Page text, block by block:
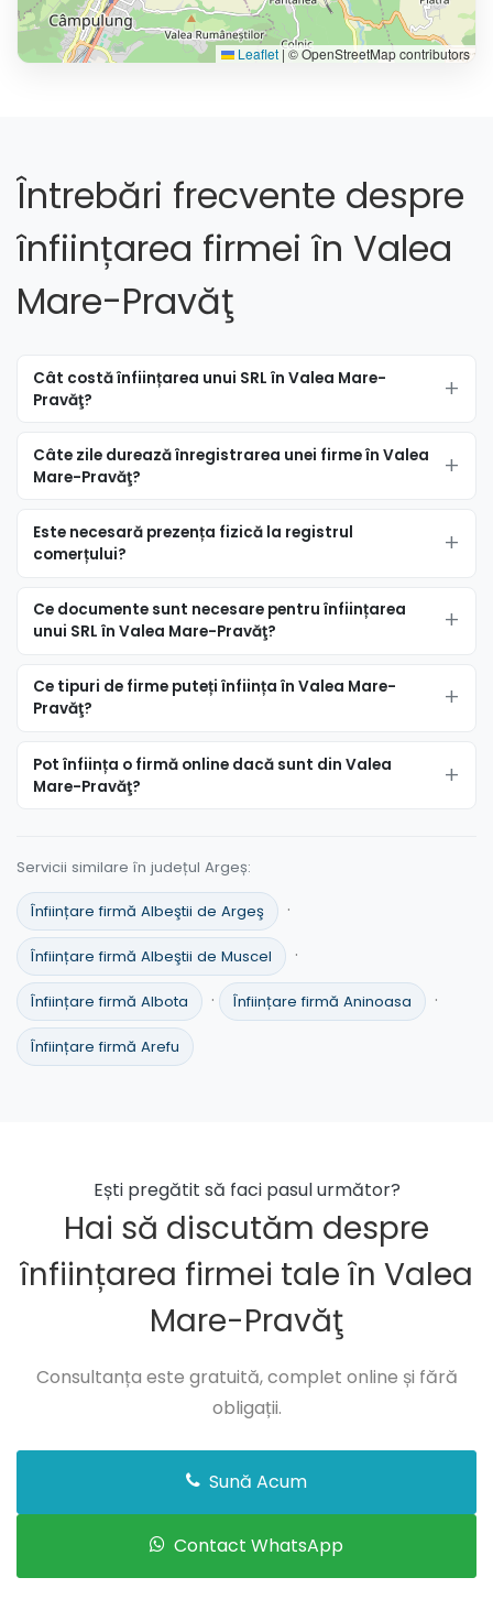
Leaflet |© OpenStreetMap contributors
Întrebări frecvente despre
înființarea firmei în Valea
Mare-Pravăţ
Cât costă înființarea unui SRL în Valea Mare-
Pravăţ?
Câte zile durează înregistrarea unei firme în Valea
Mare-Pravăţ?
Este necesară prezența fizică la registrul
comerțului?
Ce documente sunt necesare pentru înființarea
unui SRL în Valea Mare-Pravăţ?
Ce tipuri de firme puteți înființa în Valea Mare-
Pravăţ?
Pot înființa o firmă online dacă sunt din Valea
Mare-Pravăţ?
Servicii similare în județul Argeș:
Înființare firmă Albeştii de Argeş ·
Înființare firmă Albeştii de Muscel ·
Înființare firmă Albota · Înființare firmă Aninoasa ·
Înființare firmă Arefu
Ești pregătit să faci pasul următor?
Hai să discutăm despre
înființarea firmei tale în Valea
Mare-Pravăţ
Consultanța este gratuită, complet online și fără
obligații.
Sună Acum
Contact WhatsApp